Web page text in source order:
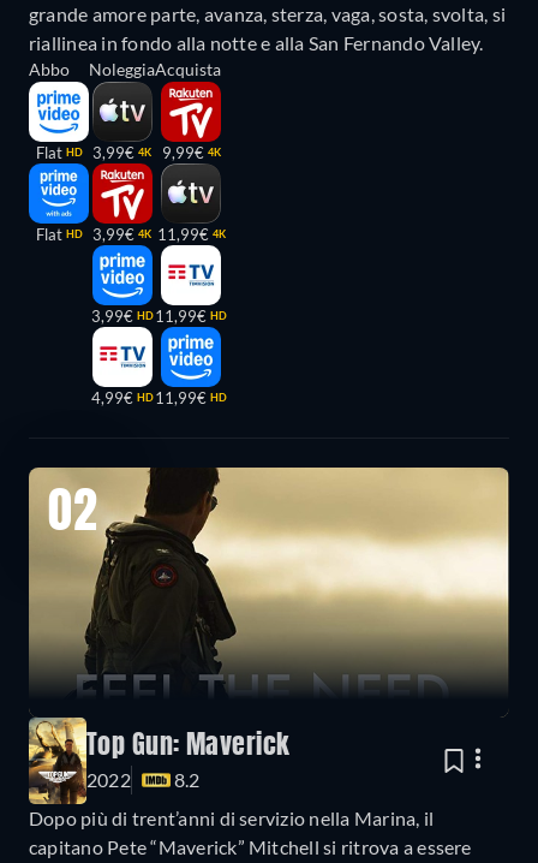
grande amore parte, avanza, sterza, vaga, sosta, svolta, si
riallinea in fondo alla notte e alla San Fernando Valley.
Abbo
Flat HD
Flat HD
Noleggia
3,99€ 4K
3,99€ 4K
3,99€ HD
4,99€ HD
Acquista
9,99€ 4K
11,99€ 4K
11,99€ HD
11,99€ HD
02
Top Gun: Maverick
2022
8.2
Dopo più di trent’anni di servizio nella Marina, il
capitano Pete “Maverick” Mitchell si ritrova a essere